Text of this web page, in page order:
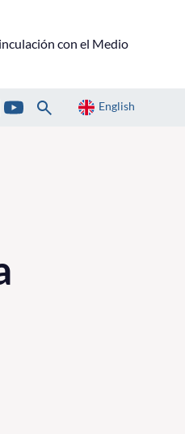
con el Medio
English